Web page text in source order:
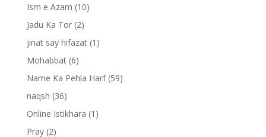
Ism e Azam (10)
Jadu Ka Tor(2)
jinat say hifazat(1)
Mohabbat(6)
Name Ka Pehla Harf(59)
naqsh (36)
Online Istikhara (1)
Pray(2)